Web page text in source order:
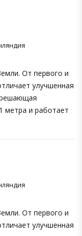
От первого и
улучшенная
метра и работает
От первого и
улучшенная